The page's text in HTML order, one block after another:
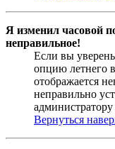
Я изменил часовой
неправильное!
Если вы
опцию летнего
отображается
неправильно
Вернуться